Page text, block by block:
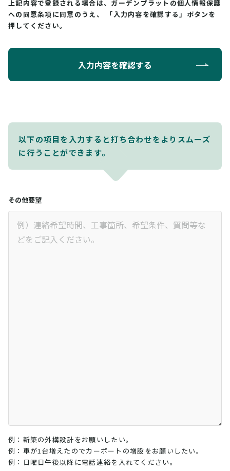
上記内容で登録される場合は、ガーデンプラットの個人情報保護
への同意条項に同意のうえ、
「入力内容を確認する」ボタンを
押してください。
入力内容を確認する
以下の項目を入力すると打ち合わせをよりスムーズ
に行うことができます。
その他要望
例：新築の外構設計をお願いしたい。
例：車が1台増えたのでカーポートの増設をお願いしたい。
例：日曜日午後以降に電話連絡を入れてください。